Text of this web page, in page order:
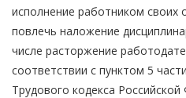
исполнение работником своих
повлечь наложение
числе расторжение
соответствии с пунктом 5
Трудового кодекса